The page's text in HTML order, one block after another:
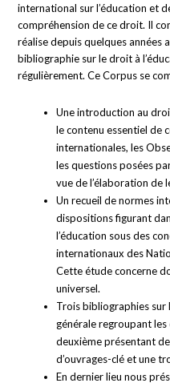
international sur l’éducation et
compréhension de ce droit. Il
réalise depuis quelques années
bibliographie sur le droit à
régulièrement. Ce Corpus se
Une introduction au
le contenu essentiel de
internationales, les
les questions posées
vue de l’élaboration de
Un recueil de normes
dispositions figurant
l’éducation sous des
internationaux des
Cette étude concerne
universel.
Trois bibliographies sur
générale regroupant
deuxième présentant
d’ouvrages-clé et une
En dernier lieu nous